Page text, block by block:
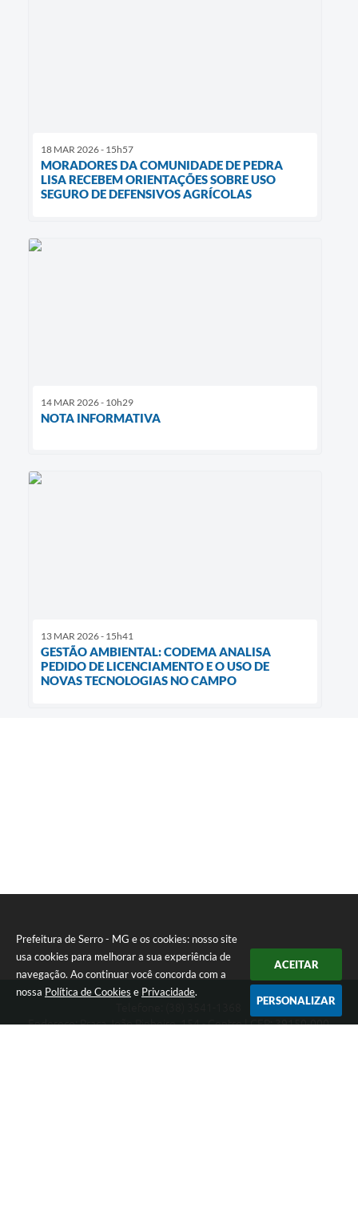
Prefeitura de Serro - MG e os cookies: nosso site
usa cookies para melhorar a sua experiência de
navegação. Ao continuar você concorda com a
nossa Política de Cookies e Privacidade.
ACEITAR
PERSONALIZAR
18 MAR 2026 - 15h57
MORADORES DA COMUNIDADE DE PEDRA
LISA RECEBEM ORIENTAÇÕES SOBRE USO
SEGURO DE DEFENSIVOS AGRÍCOLAS
14 MAR 2026 - 10h29
NOTA INFORMATIVA
13 MAR 2026 - 15h41
GESTÃO AMBIENTAL: CODEMA ANALISA
PEDIDO DE LICENCIAMENTO E O USO DE
NOVAS TECNOLOGIAS NO CAMPO
Endereço: Praça João Pinheiro, 154 - Centro | CEP: 39150-000